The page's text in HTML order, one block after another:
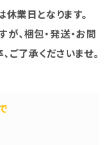
業日となります。
、梱包・発送・お問
ご了承くださいませ。